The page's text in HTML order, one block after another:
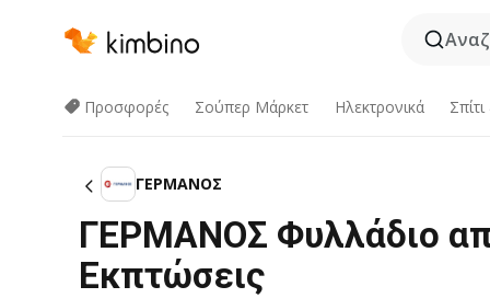
Προσφορές Σούπερ Μάρκετ Hλεκτρονικά
ΓΕΡΜΑΝΟΣ
ΓΕΡΜΑΝΟΣ Φυλλάδιο
Εκπτώσεις